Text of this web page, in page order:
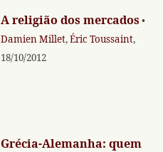
A religião dos mercados•
Damien Millet,Éric Toussaint,
18/10/2012
Grécia-Alemanha: quem